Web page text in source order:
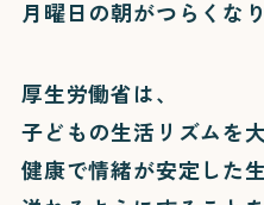
月曜日の朝がつらくな
厚生労働省は、
子どもの生活リズムを
健康で情緒が安定した